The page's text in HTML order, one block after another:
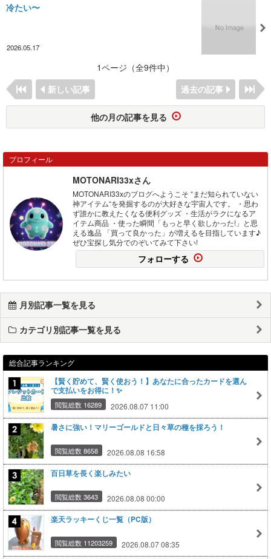
冷たい〜
2026.05.17
1ページ（全9件中）
新しい記事
過去の記事
他の月の記事を見る
プロフィール
MOTONARI33xさん
MOTONARI33xのブログへようこそ “まだ知られていない
神アイテム“を発掘するのが大好きな宇宙人です。 ・思わ
ず誰かに教えたくなる便利グッズ ・生活がラクになるア
イテム商品 ・使った瞬間「もっと早く欲しかった!」と思
える逸品 「買って良かった」が増えるを目指しています♪
ぜひ宝探し気分でのぞいてみて下さい!
フォローする
月別記事一覧を見る
カテゴリ別記事一覧を見る
総合記事ランキング
【賢く貯めて、賢く使おう！】あなたに合ったカードを選ん
で支払いをお得に！✨
閲覧総数 16289 2026.08.07 11:00
暑さに強い！マリーゴールドと日々草の種を採ろう！
閲覧総数 8658 2026.08.08 16:58
百日草を長く楽しみたい
閲覧総数 3643 2026.08.08 00:00
楽天ラッキーくじ一覧（PC版）
閲覧総数 11203259 2026.08.07 08:35